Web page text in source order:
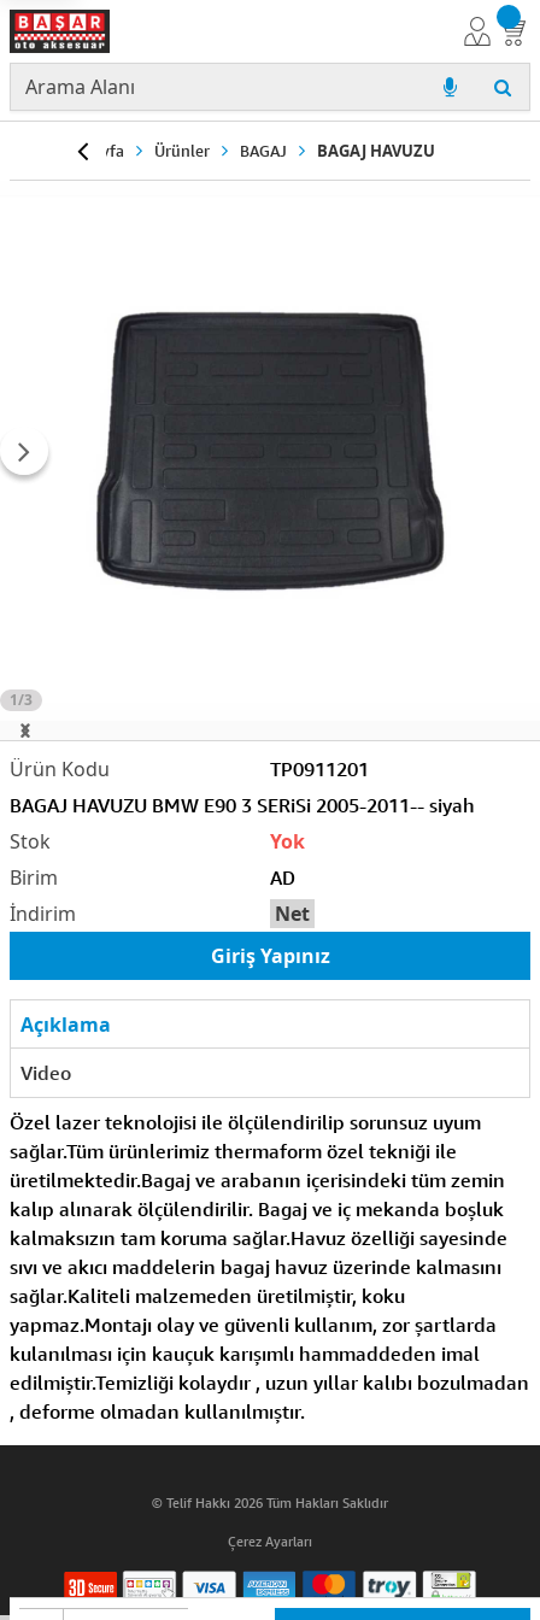
Anasayfa Ürünler BAGAJ BAGAJ HAVUZU
1/3
TP0911201
BAGAJ HAVUZU BMW E90 3 SERiSi 2005-2011-- siyah
AD
Net
Yok
Giriş Yapınız
Açıklama
Video
Özel lazer teknolojisi ile ölçülendirilip sorunsuz uyum
sağlar.Tüm ürünlerimiz thermaform özel tekniği ile
üretilmektedir.Bagaj ve arabanın içerisindeki tüm zemin
kalıp alınarak ölçülendirilir. Bagaj ve iç mekanda boşluk
kalmaksızın tam koruma sağlar.Havuz özelliği sayesinde
sıvı ve akıcı maddelerin bagaj havuz üzerinde kalmasını
sağlar.Kaliteli malzemeden üretilmiştir, koku
yapmaz.Montajı olay ve güvenli kullanım, zor şartlarda
kulanılması için kauçuk karışımlı hammaddeden imal
edilmiştir.Temizliği kolaydır , uzun yıllar kalıbı bozulmadan
, deforme olmadan kullanılmıştır.
© Telif Hakkı 2026 Tüm Hakları Saklıdır
Çerez Ayarları